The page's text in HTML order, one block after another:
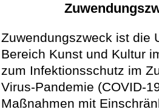
Zuwendungszweck ist die
Bereich Kunst und Kultur
zum Infektionsschutz im
Virus-Pandemie (COVID-
Maßnahmen mit